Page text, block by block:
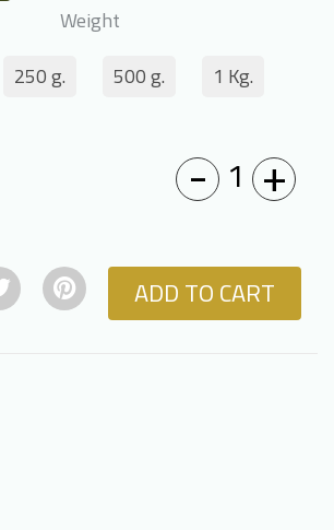
Weight
250 g. 500 g. 1 Kg.
- 1 +
ADD TO CART